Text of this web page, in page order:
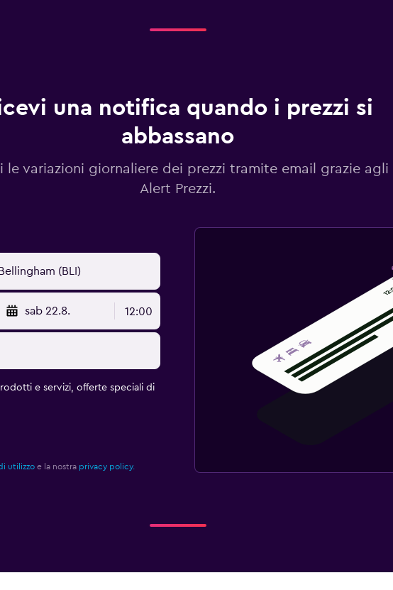
una notifica quando i prezzi si
abbassano
le variazioni giornaliere dei prezzi tramite email grazie agli
Alert Prezzi.
sab 22.8. 12:00
e servizi, offerte speciali di
utilizzoe la nostra privacy policy.